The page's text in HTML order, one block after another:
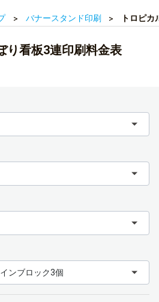
バナースタンド印刷 トロピ
り看板3連印刷料金表
ンブロック3個